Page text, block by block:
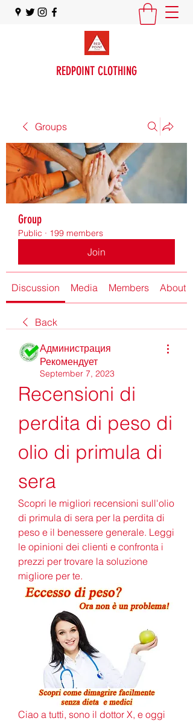
REDPOINT CLOTHING
Groups
Group
Public · 199 members
Join
Discussion Media Members About
Back
Администрация
Рекомендует
September 7, 2023
Recensioni di
perdita di peso di
olio di primula di
sera
Scopri le migliori recensioni sull'olio
di primula di sera per la perdita di
peso e il benessere generale. Leggi
le opinioni dei clienti e confronta i
prezzi per trovare la soluzione
migliore per te.
Ciao a tutti, sono il dottor X, e oggi